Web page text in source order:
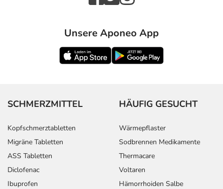
Unsere Aponeo App
SCHMERZMITTEL
Kopfschmerztabletten
Migräne Tabletten
ASS Tabletten
Diclofenac
Ibuprofen
HÄUFIG GESUCHT
Wärmepflaster
Sodbrennen Medikamente
Thermacare
Voltaren
Hämorrhoiden Salbe